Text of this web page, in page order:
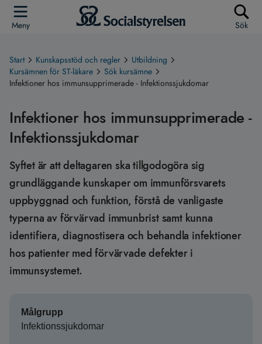
Meny Sök
Start Kunskapsstöd och regler
Utbildning
Kursämnen för ST-läkare
Sök kursämne
Infektioner hos immunsupprimerade - Infektionssjukdomar
Infektioner hos immunsupprimerade -
Infektionssjukdomar
Syftet är att deltagaren ska tillgodogöra sig
grundläggande kunskaper om immunförsvarets
uppbyggnad och funktion, förstå de vanligaste
typerna av förvärvad immunbrist samt kunna
identifiera, diagnostisera och behandla infektioner
hos patienter med förvärvade defekter i
immunsystemet.
Målgrupp
Infektionssjukdomar